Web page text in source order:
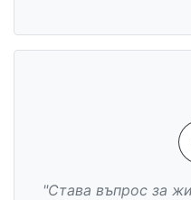
"Става въпрос за